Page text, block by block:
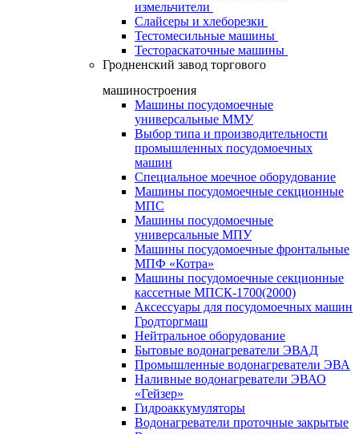
измельчители
Слайсеры и хлеборезки
Тестомесильные машины
Тестораскаточные машины
Гродненский завод торгового
машиностроения
Машины посудомоечные
универсальные ММУ
Выбор типа и производительности
промышленных посудомоечных
машин
Специальное моечное оборудование
Машины посудомоечные секционные
МПС
Машины посудомоечные
универсальные МПУ
Машины посудомоечные фронтальные
МПФ «Котра»
Машины посудомоечные секционные
кассетные МПСК-1700(2000)
Аксессуары для посудомоечных машин
Гродторгмаш
Нейтральное оборудование
Бытовые водонагреватели ЭВАД
Промышленные водонагреватели ЭВА
Наливные водонагреватели ЭВАО
«Гейзер»
Гидроаккумуляторы
Водонагреватели проточные закрытые